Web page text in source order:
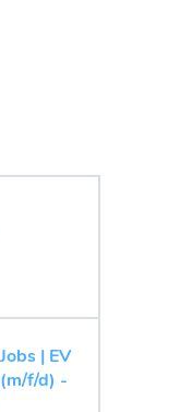
| EV
f/d) -